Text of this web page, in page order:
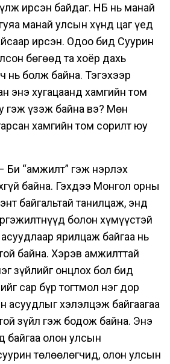
ирсэн байдаг. НҮБ нь манай
манай улсын хүнд цаг үед
ирсэн. Одоо бид Суурин
бөгөөд та хоёр дахь
нь болж байна. Тэгэхээр
энэ хугацаанд хамгийн том
гэж үзэж байна вэ? Мөн
хамгийн том сорилт юу
Би “амжилт” гэж нэрлэх
байна. Гэхдээ Монгол орны
байгальтай танилцаж, энд
болон хүмүүстэй
ярилцаж байгаа нь
байна. Хэрэв амжилттай
зүйлийг онцлох бол бид
сар бүр тогтмол нэг дор
асуудлыг хэлэлцэж байгаагаа
зүйл гэж бодож байна. Энэ
байгаа олон улсын
төлөөлөгчид, олон улсын